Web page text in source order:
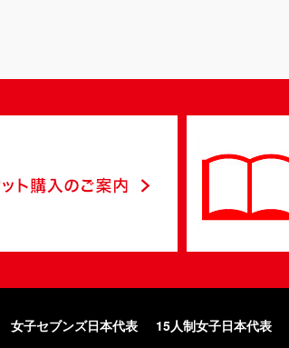
女子セブンズ日本代表 15人制女子日本代表